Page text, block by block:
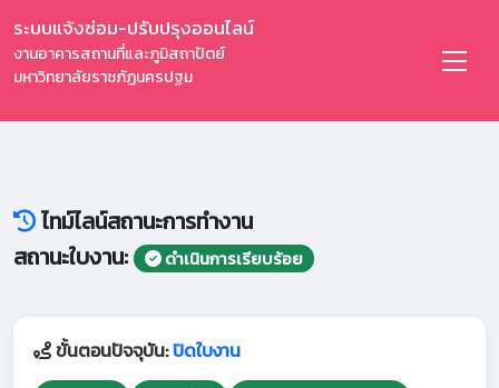
ระบบแจ้งซ่อม-ปรับปรุงออนไลน์
งานอาคารสถานที่และภูมิสถาปัตย์
มหาวิทยาลัยราชภัฏนครปฐม
ไทม์ไลน์สถานะการทำงาน
สถานะใบงาน:
ดำเนินการเรียบร้อย
ขั้นตอนปัจจุบัน:ปิดใบงาน